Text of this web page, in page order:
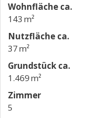
Wohnfläche ca.
143 m²
Nutzfläche ca.
37 m²
Grund­stück ca.
1.469 m²
Zimmer
5